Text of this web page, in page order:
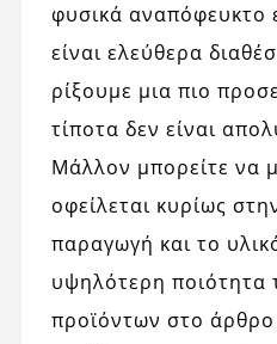
φυσικά αναπόφευκτο
είναι ελεύθερα
ρίξουμε μια πιο
τίποτα δεν είναι
Μάλλον μπορείτε να
οφείλεται κυρίως
παραγωγή και το
υψηλότερη ποιότητα
προϊόντων στο άρθρο